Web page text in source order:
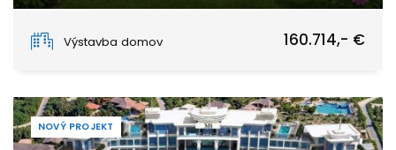
Výstavba domov
160.714,- €
NOVÝ PROJEKT